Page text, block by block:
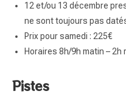
12 et/ou 13 décembre
ne sont toujours pas
Prix pour samedi : 225€
Horaires 8h/9h matin – 2h
Pistes